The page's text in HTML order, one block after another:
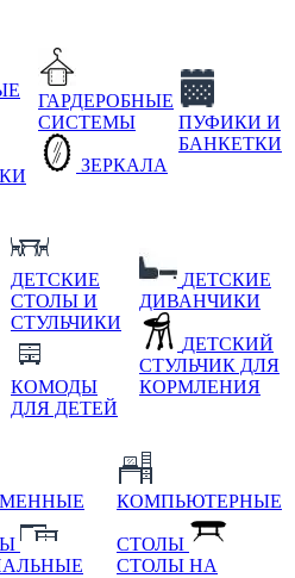
ГАРДЕРОБНЫЕ
СИСТЕМЫ
ЗЕРКАЛА
ПУФИКИ И
БАНКЕТКИ
ДЕТСКИЕ
СТОЛЫ И
СТУЛЬЧИКИ
КОМОДЫ
ДЛЯ ДЕТЕЙ
ДЕТСКИЕ
ДИВАНЧИКИ
ДЕТСКИЙ
СТУЛЬЧИК ДЛЯ
КОРМЛЕНИЯ
КОМПЬЮТЕРНЫЕ
СТОЛЫ
СТОЛЫ НА